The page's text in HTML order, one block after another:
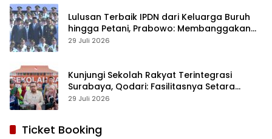
Lulusan Terbaik IPDN dari Keluarga Buruh
hingga Petani, Prabowo: Membanggakan
Hati Saya
29 Juli 2026
Kunjungi Sekolah Rakyat Terintegrasi
Surabaya, Qodari: Fasilitasnya Setara
Sekolah Swasta Terbaik
29 Juli 2026
Ticket Booking